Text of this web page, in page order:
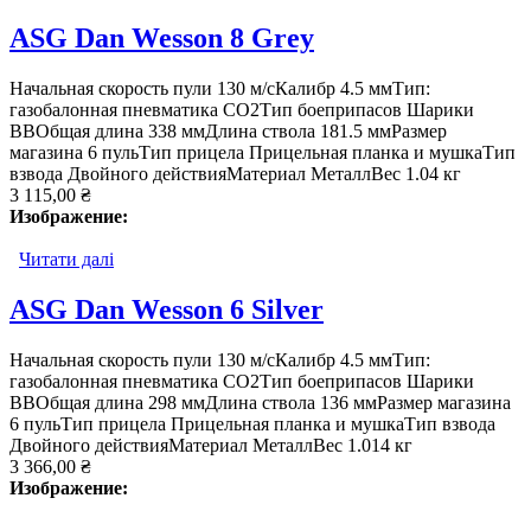
ASG Dan Wesson 8 Grey
Начальная скорость пули 130 м/сКалибр 4.5 ммТип:
газобалонная пневматика СО2Тип боеприпасов Шарики
ВВОбщая длина 338 ммДлина ствола 181.5 ммРазмер
магазина 6 пульТип прицела Прицельная планка и мушкаТип
взвода Двойного действияМатериал МеталлВес 1.04 кг
3 115,00 ₴
Изображение:
Читати далі
ASG Dan Wesson 6 Silver
Начальная скорость пули 130 м/сКалибр 4.5 ммТип:
газобалонная пневматика СО2Тип боеприпасов Шарики
ВВОбщая длина 298 ммДлина ствола 136 ммРазмер магазина
6 пульТип прицела Прицельная планка и мушкаТип взвода
Двойного действияМатериал МеталлВес 1.014 кг
3 366,00 ₴
Изображение: